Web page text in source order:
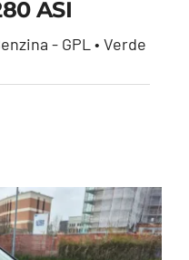
ASI
- GPL • Verde